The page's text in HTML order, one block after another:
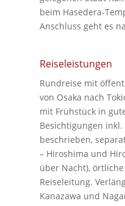
beim Hasedera-
Anschluss geht es
Reiseleistungen
Rundreise mit
von Osaka nach
mit Frühstück in
Besichtigungen
beschrieben,
– Hiroshima und
über Nacht),
Reiseleitung.
Kanazawa und